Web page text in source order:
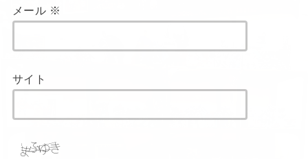
メール ※
サイト